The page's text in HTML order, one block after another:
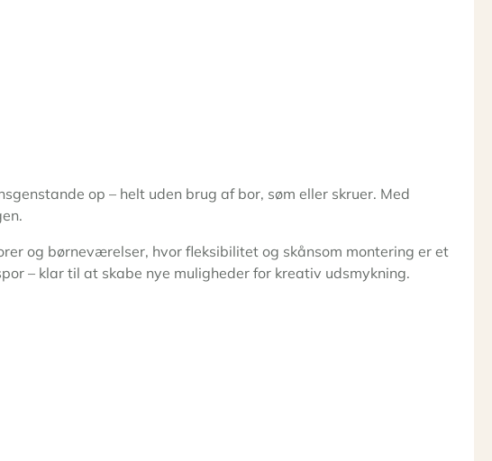
op – helt uden brug af bor, søm eller skruer. Med
og børneværelser, hvor fleksibilitet og skånsom montering er et
– klar til at skabe nye muligheder for kreativ udsmykning.